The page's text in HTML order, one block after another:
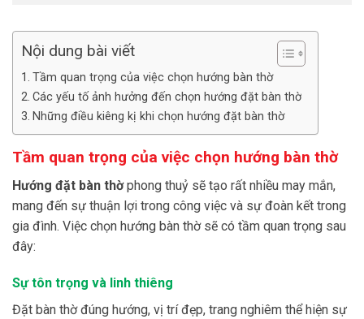
Nội dung bài viết
Tầm quan trọng của việc chọn hướng bàn thờ
Các yếu tố ảnh hưởng đến chọn hướng đặt bàn thờ
Những điều kiêng kị khi chọn hướng đặt bàn thờ
Tầm quan trọng của việc chọn hướng bàn thờ
Hướng đặt bàn thờphong thuỷ sẽ tạo rất nhiều may mắn,
mang đến sự thuận lợi trong công việc và sự đoàn kết trong
gia đình. Việc chọn hướng bàn thờ sẽ có tầm quan trọng sau
đây:
Sự tôn trọng và linh thiêng
Đặt bàn thờ đúng hướng, vị trí đẹp, trang nghiêm thể hiện sự